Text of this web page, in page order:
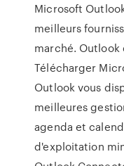
Microsoft
meilleurs
marché. Outlook
Télécharger
Outlook vous
meilleures
agenda et
d'exploitation